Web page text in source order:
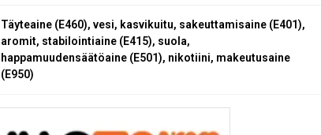
Täyteaine (E460), vesi, kasvikuitu, sakeuttamisaine (E401),
aromit, stabilointiaine (E415), suola,
happamuudensäätöaine (E501), nikotiini, makeutusaine
(E950)